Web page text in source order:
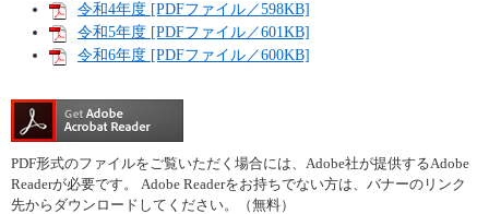
令和4年度 [PDFファイル／598KB]
令和5年度 [PDFファイル／601KB]
令和6年度 [PDFファイル／600KB]
PDF形式のファイルをご覧いただく場合には、Adobe社が提供するAdobe
Readerが必要です。
Adobe Readerをお持ちでない方は、バナーのリンク
先からダウンロードしてください。（無料）